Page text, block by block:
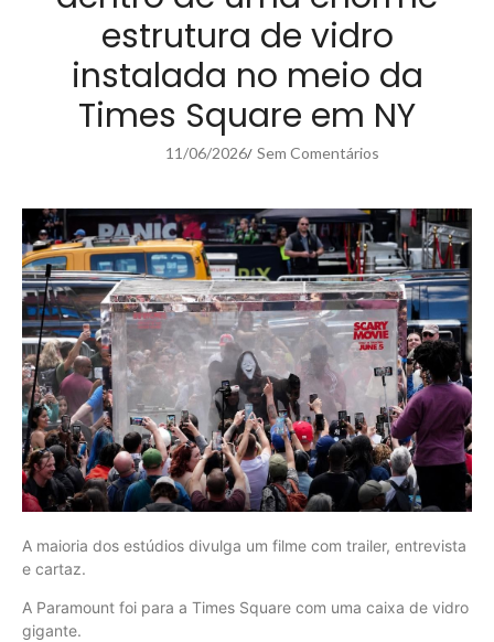
estrutura de vidro
instalada no meio da
Times Square em NY
11/06/2026/ Sem Comentários
A maioria dos estúdios divulga um filme com trailer, entrevista
e cartaz.
A Paramount foi para a Times Square com uma caixa de vidro
gigante.